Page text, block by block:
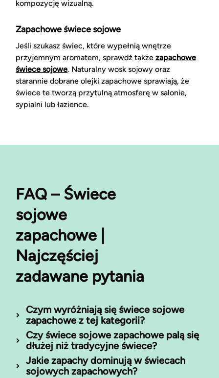
kompozycję wizualną.
Zapachowe świece sojowe
Jeśli szukasz świec, które wypełnią wnętrze
przyjemnym aromatem, sprawdź także zapachowe
świece sojowe. Naturalny wosk sojowy oraz
starannie dobrane olejki zapachowe sprawiają, że
świece te tworzą przytulną atmosferę w salonie,
sypialni lub łazience.
FAQ – Świece
sojowe
zapachowe |
Najczęściej
zadawane pytania
Czym wyróżniają się świece sojowe
zapachowe z tej kategorii?
Czy świece sojowe zapachowe palą się
dłużej niż tradycyjne świece?
Jakie zapachy dominują w świecach
sojowych zapachowych?